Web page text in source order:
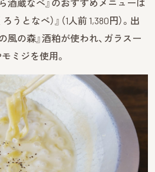
酒蔵なべ』のおすすめメニューは
うとなべ）』（1人前 1,380円）。出
風の森』酒粕が使われ、ガラスー
ミジを使用。